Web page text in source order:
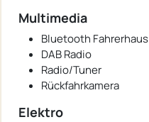
Multimedia
Bluetooth Fahrerhaus
DAB Radio
Radio/Tuner
Rückfahrkamera
Elektro